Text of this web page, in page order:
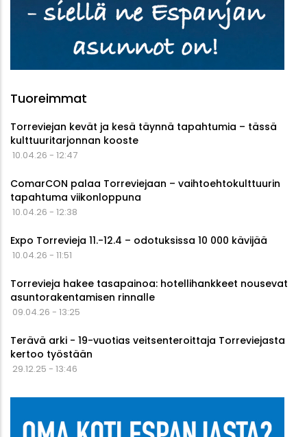
Tuoreimmat
Torreviejan kevät ja kesä täynnä tapahtumia – tässä
kulttuuritarjonnan kooste
10.04.26 - 12:47
ComarCON palaa Torreviejaan – vaihtoehtokulttuurin
tapahtuma viikonloppuna
10.04.26 - 12:38
Expo Torrevieja 11.-12.4 – odotuksissa 10 000 kävijää
10.04.26 - 11:51
Torrevieja hakee tasapainoa: hotellihankkeet nousevat
asuntorakentamisen rinnalle
09.04.26 - 13:25
Terävä arki - 19-vuotias veitsenteroittaja Torreviejasta
kertoo työstään
29.12.25 - 13:46